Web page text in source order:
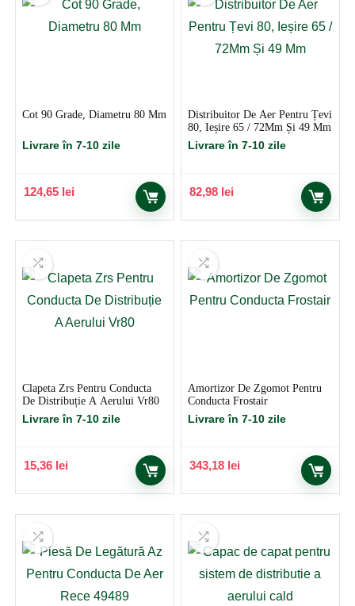
Cot 90 Grade, Diametru 80 Mm
Livrare în 7-10 zile
124,65 lei
Distribuitor De Aer Pentru Țevi
80, Ieșire 65 / 72Mm Și 49 Mm
Livrare în 7-10 zile
82,98 lei
Clapeta Zrs Pentru Conducta
De Distribuție A Aerului Vr80
Livrare în 7-10 zile
15,36 lei
Amortizor De Zgomot Pentru
Conducta Frostair
Livrare în 7-10 zile
343,18 lei